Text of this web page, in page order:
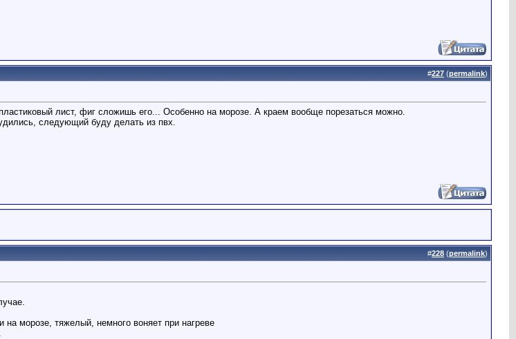
#227 (permalink)
лист, фиг сложишь его... Особенно на морозе. А краем вообще порезаться можно.
следующий буду делать из пвх.
#228 (permalink)
морозе, тяжелый, немного воняет при нагреве